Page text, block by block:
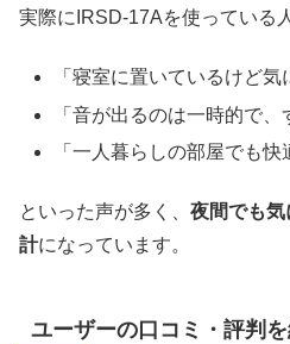
実際にIRSD-17Aを使っている
「寝室に置いているけど気
「音が出るのは一時的で、
「一人暮らしの部屋でも快
といった声が多く、 夜間でも
計になっています。
ユーザーの口コミ・評判